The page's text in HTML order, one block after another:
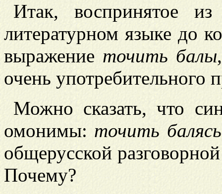
Итак, воспринятое
литературном языке до
выражение точить балы
очень употребительного
Можно сказать, что
омонимы: точить
общерусской
Почему?